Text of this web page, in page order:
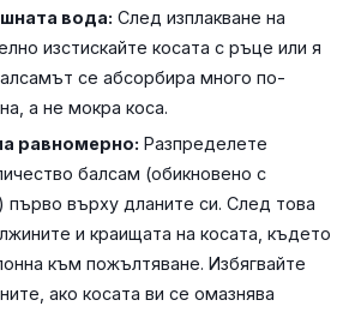
вода: След изплакване на
изстискайте косата с ръце или я
се абсорбира много по-
а не мокра коса.
равномерно: Разпределете
балсам (обикновено с
първо върху дланите си. След това
и краищата на косата, където
към пожълтяване. Избягвайте
ако косата ви се омазнява